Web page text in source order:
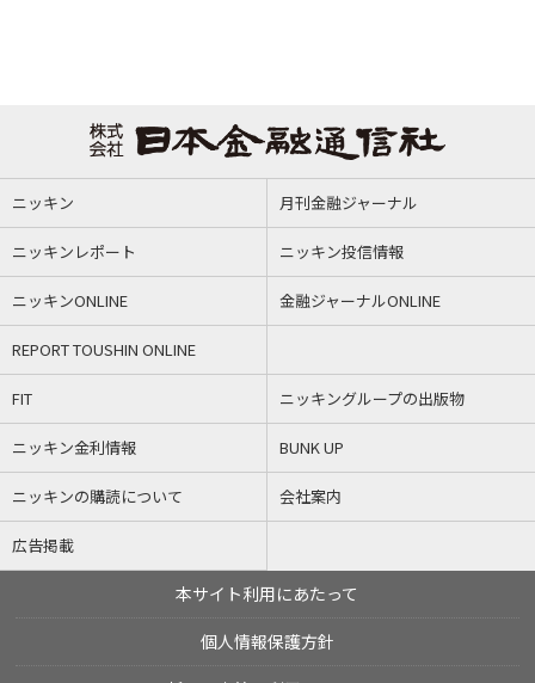
ニッキン 月刊金融ジャーナル
ニッキンレポート ニッキン投信情報
ニッキンONLINE 金融ジャーナルONLINE
REPORT TOUSHIN ONLINE
FIT ニッキングループの出版物
ニッキン金利情報 BUNK UP
ニッキンの購読について 会社案内
広告掲載
本サイト利用にあたって
個人情報保護方針